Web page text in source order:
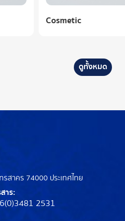
ดูทั้งหมด
าคร 74000 ประเทศไทย
าร:
2531